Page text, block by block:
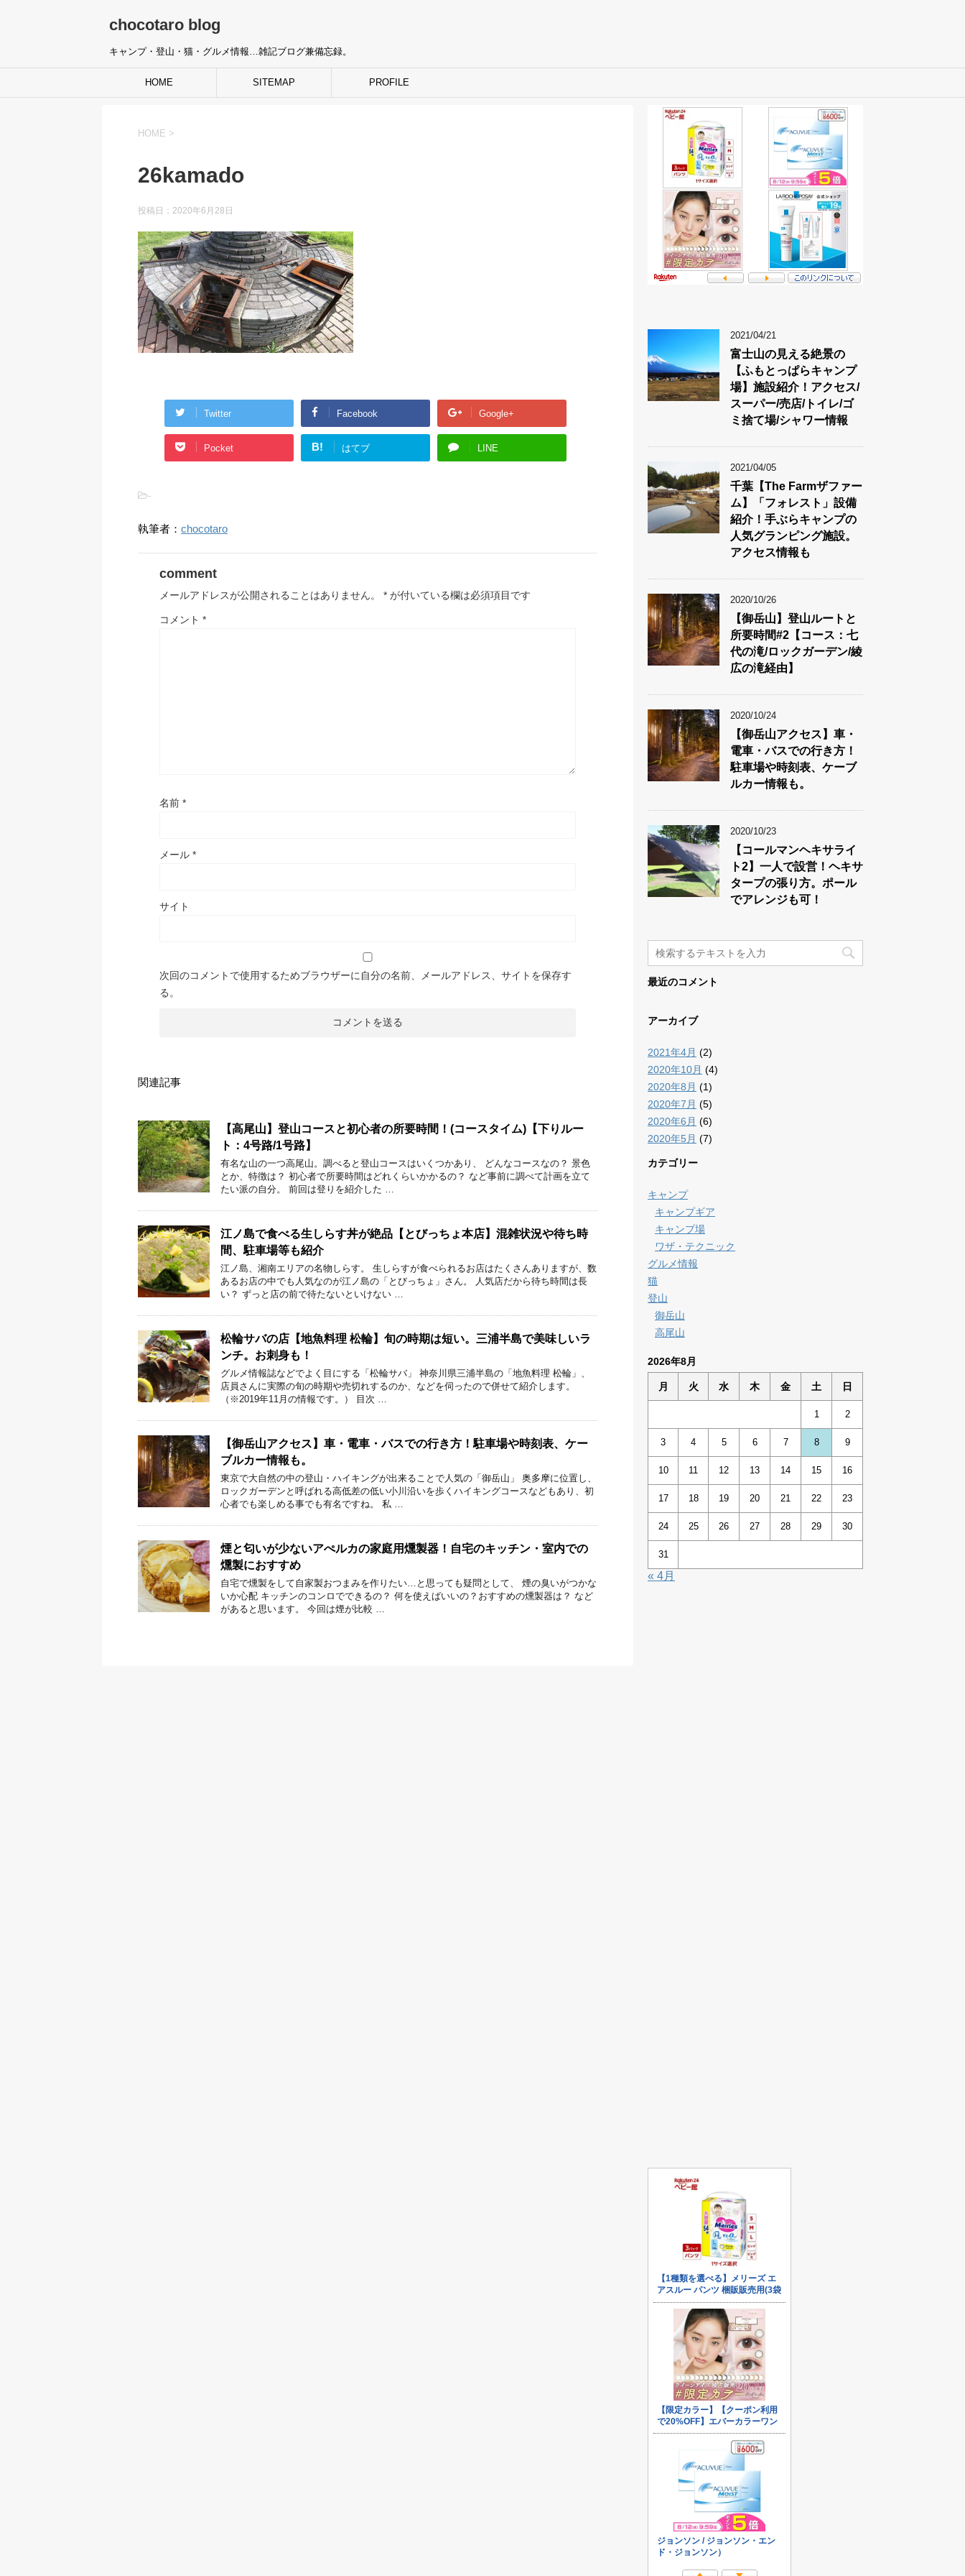
chocotaro blog
キャンプ・登山・猫・グルメ情報…雑記ブログ兼備忘録。
HOME SITEMAP PROFILE
HOME >
26kamado
投稿日： 2020年6月28日
Twitter Facebook Google+
Pocket B! はてブ LINE
-
執筆者： chocotaro
comment
メールアドレスが公開されることはありません。 * が付いている欄は必須項目です
コメント *
名前 *
メール *
サイト
次回のコメントで使用するためブラウザーに自分の名前、メールアドレス、サイトを保存す
る。
関連記事
【高尾山】登山コースと初心者の所要時間！(コースタイム)【下りルー
ト：4号路/1号路】
有名な山の一つ高尾山。調べると登山コースはいくつかあり、 どんなコースなの？ 景色
とか、特徴は？ 初心者で所要時間はどれくらいかかるの？ など事前に調べて計画を立て
たい派の自分。 前回は登りを紹介した …
江ノ島で食べる生しらす丼が絶品【とびっちょ本店】混雑状況や待ち時
間、駐車場等も紹介
江ノ島、湘南エリアの名物しらす。 生しらすが食べられるお店はたくさんありますが、数
あるお店の中でも人気なのが江ノ島の「とびっちょ」さん。 人気店だから待ち時間は長
い？ ずっと店の前で待たないといけない …
松輪サバの店【地魚料理 松輪】旬の時期は短い。三浦半島で美味しいラ
ンチ。お刺身も！
グルメ情報誌などでよく目にする「松輪サバ」 神奈川県三浦半島の「地魚料理 松輪」、
店員さんに実際の旬の時期や売切れするのか、などを伺ったので併せて紹介します。
（※2019年11月の情報です。） 目次 …
【御岳山アクセス】車・電車・バスでの行き方！駐車場や時刻表、ケー
ブルカー情報も。
東京で大自然の中の登山・ハイキングが出来ることで人気の「御岳山」 奥多摩に位置し、
ロックガーデンと呼ばれる高低差の低い小川沿いを歩くハイキングコースなどもあり、初
心者でも楽しめる事でも有名ですね。 私 …
煙と匂いが少ないアぺルカの家庭用燻製器！自宅のキッチン・室内での
燻製におすすめ
自宅で燻製をして自家製おつまみを作りたい…と思っても疑問として、 煙の臭いがつかな
いか心配 キッチンのコンロでできるの？ 何を使えばいいの？おすすめの燻製器は？ など
があると思います。 今回は煙が比較 …
2021/04/21
富士山の見える絶景の
【ふもとっぱらキャンプ
場】施設紹介！アクセス/
スーパー/売店/トイレ/ゴ
ミ捨て場/シャワー情報
2021/04/05
千葉【The Farmザファー
ム】「フォレスト」設備
紹介！手ぶらキャンプの
人気グランピング施設。
アクセス情報も
2020/10/26
【御岳山】登山ルートと
所要時間#2【コース：七
代の滝/ロックガーデン/綾
広の滝経由】
2020/10/24
【御岳山アクセス】車・
電車・バスでの行き方！
駐車場や時刻表、ケーブ
ルカー情報も。
2020/10/23
【コールマンヘキサライ
ト2】一人で設営！ヘキサ
タープの張り方。ポール
でアレンジも可！
最近のコメント
アーカイブ
2021年4月 (2)
2020年10月 (4)
2020年8月 (1)
2020年7月 (5)
2020年6月 (6)
2020年5月 (7)
カテゴリー
キャンプ
キャンプギア
キャンプ場
ワザ・テクニック
グルメ情報
猫
登山
御岳山
高尾山
2026年8月
月 火 水 木 金 土 日
1 2
3 4 5 6 7 8 9
10 11 12 13 14 15 16
17 18 19 20 21 22 23
24 25 26 27 28 29 30
31
« 4月